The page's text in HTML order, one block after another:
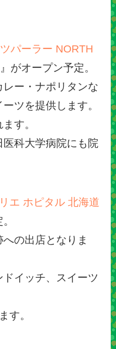
パーラー NORTH
』がオープン予定。
ー・ナポリタンな
ツを提供します。
す。
科大学病院にも院
エ ホピタル 北海道
の出店となりま
ドイッチ、スイーツ
す。